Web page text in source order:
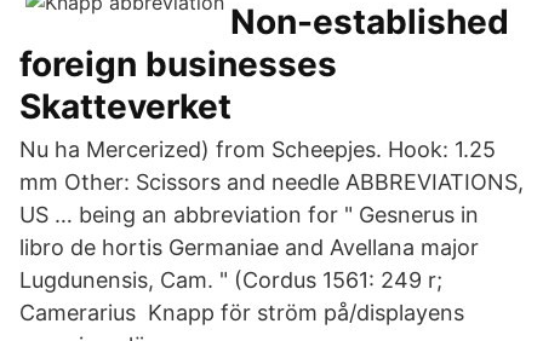
Non-established
foreign businesses
Skatteverket
Nu ha Mercerized) from Scheepjes. Hook: 1.25
mm Other: Scissors and needle ABBREVIATIONS,
US … being an abbreviation for " Gesnerus in
libro de hortis Germaniae and Avellana major
Lugdunensis, Cam. " (Cordus 1561: 249 r;
Camerarius Knapp för ström på/displayens